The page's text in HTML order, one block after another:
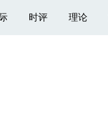
时评 理论